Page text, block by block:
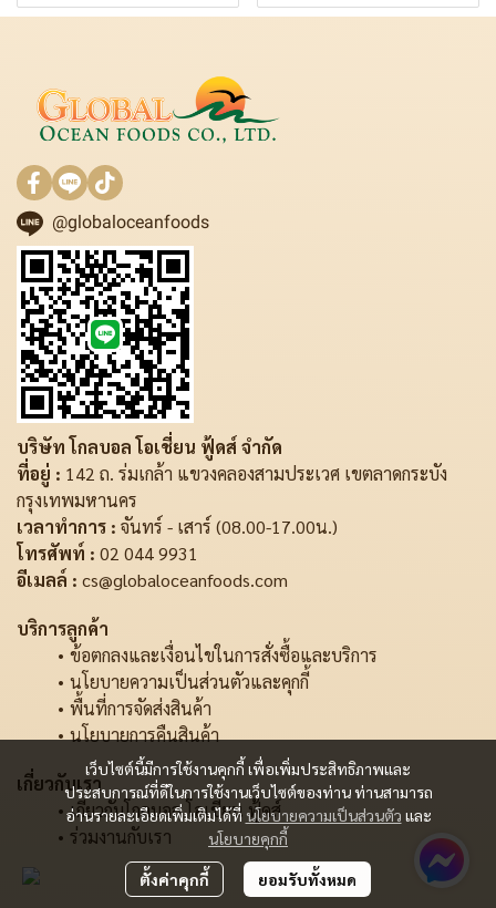
เว็บไซต์นี้มีการใช้งานคุกกี้ เพื่อเพิ่มประสิทธิภาพและ
ประสบการณ์ที่ดีในการใช้งานเว็บไซต์ของท่าน ท่านสามารถ
อ่านรายละเอียดเพิ่มเติมได้ที่ นโยบายความเป็นส่วนตัว และ
นโยบายคุกกี้
ตั้งค่าคุกกี้ ยอมรับทั้งหมด
@globaloceanfoods
บริษัท โกลบอล โอเชี่ยน ฟู้ดส์ จำกัด
ที่อยู่ : 142 ถ. ร่มเกล้า แขวงคลองสามประเวศ เขตลาดกระบัง
กรุงเทพมหานคร
เวลาทำการ : จันทร์ - เสาร์ (08.00-17.00น.)
โทรศัพท์ : 02 044 9931
อีเมลล์ : cs@globaloceanfoods.com
บริการลูกค้า
ข้อตกลงและเงื่อนไขในการสั่งซื้อและบริการ
นโยบายความเป็นส่วนตัวและคุกกี้
พื้นที่การจัดส่งสินค้า
นโยบายการคืนสินค้า
เกี่ยวกับเรา
เกี่ยวกับโกลบอล โอเชี่ยน ฟู้ดส์
ร่วมงานกับเรา